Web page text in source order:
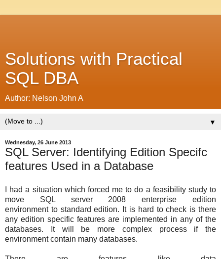
Solutions with Practical
SQL DBA
Author: Nelson John A
▼
Wednesday, 26 June 2013
SQL Server: Identifying Edition Specifc
features Used in a Database
I had a situation which forced me to do a feasibility study to
move SQL server 2008enterprise edition
environment to standard edition. It is hard to check is there
any edition specific features are implemented in any of the
databases. It will be more complex process if the
environment contain many databases.